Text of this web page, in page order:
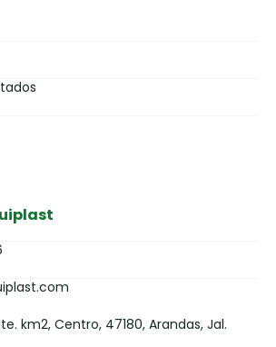
km2, Centro, 47180, Arandas, Jal.